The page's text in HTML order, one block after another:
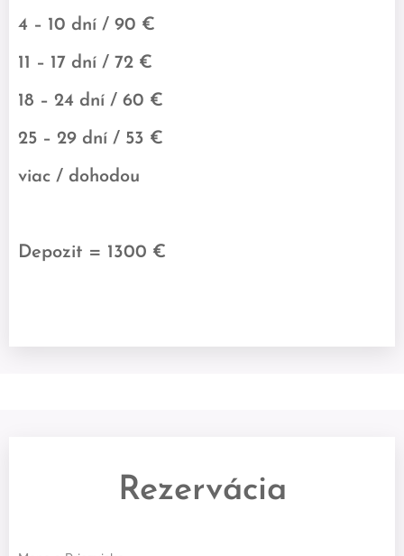
4 – 10 dní / 90 €
11 – 17 dní / 72 €
18 – 24 dní / 60 €
25 – 29 dní / 53 €
viac / dohodou
Depozit = 1300 €
Rezervácia